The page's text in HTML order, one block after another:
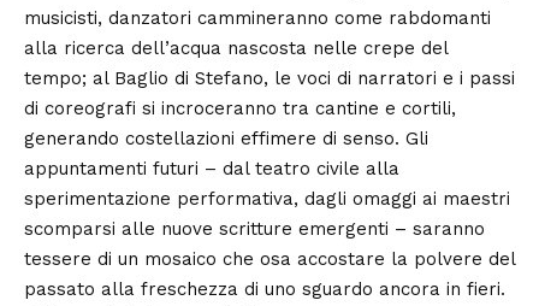
musicisti, danzatori cammineranno come rabdomanti
alla ricerca dell’acqua nascosta nelle crepe del
tempo; al Baglio di Stefano, le voci di narratori e i passi
di coreografi si incroceranno tra cantine e cortili,
generando costellazioni effimere di senso. Gli
appuntamenti futuri – dal teatro civile alla
sperimentazione performativa, dagli omaggi ai maestri
scomparsi alle nuove scritture emergenti – saranno
tessere di un mosaico che osa accostare la polvere del
passato alla freschezza di uno sguardo ancora in fieri.